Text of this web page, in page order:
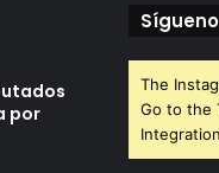
por
The
Go to the